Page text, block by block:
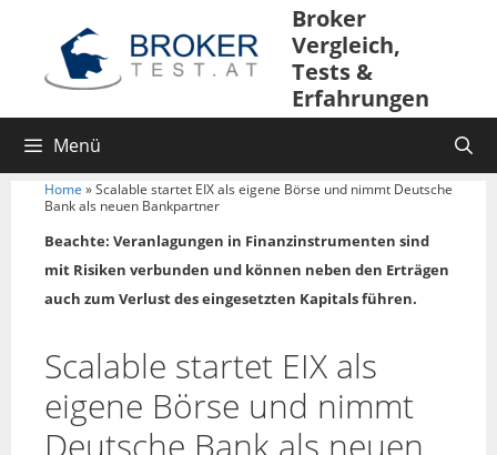
Broker
Vergleich,
Tests &
Erfahrungen
Menü
Home »Scalable startet EIX als eigene Börse und nimmt Deutsche
Bank als neuen Bankpartner
Beachte: Veranlagungen in Finanzinstrumenten sind
mit Risiken verbunden und können neben den Erträgen
auch zum Verlust des eingesetzten Kapitals führen.
Scalable startet EIX als
eigene Börse und nimmt
Deutsche Bank als neuen